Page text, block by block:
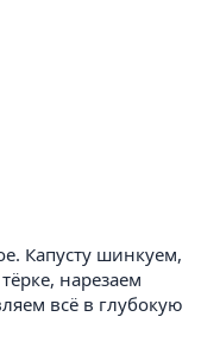
Капусту шинкуем,
нарезаем
всё в глубокую